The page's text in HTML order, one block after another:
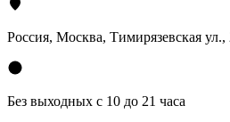
Россия, Москва, Тимирязевская
Без выходных с 10 до 21 часа